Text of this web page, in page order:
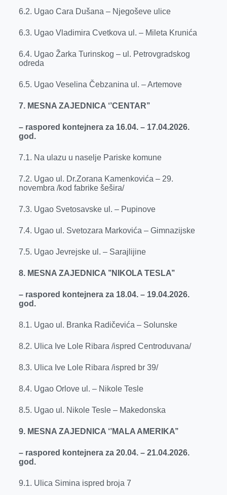
6.2. Ugao Cara Dušana – Njegoševe ulice
6.3. Ugao Vladimira Cvetkova ul. – Mileta Krunića
6.4. Ugao Žarka Turinskog – ul. Petrovgradskog
odreda
6.5. Ugao Veselina Čebzanina ul. – Artemove
7. MESNA ZAJEDNICA ‘’CENTAR’’
– raspored kontejnera za 16.04. – 17.04.2026.
god.
7.1. Na ulazu u naselje Pariske komune
7.2. Ugao ul. Dr.Zorana Kamenkovića – 29.
novembra /kod fabrike šešira/
7.3. Ugao Svetosavske ul. – Pupinove
7.4. Ugao ul. Svetozara Markovića – Gimnazijske
7.5. Ugao Jevrejske ul. – Sarajlijine
8. MESNA ZAJEDNICA ’’NIKOLA TESLA’’
– raspored kontejnera za 18.04. – 19.04.2026.
god.
8.1. Ugao ul. Branka Radičevića – Solunske
8.2. Ulica Ive Lole Ribara /ispred Centroduvana/
8.3. Ulica Ive Lole Ribara /ispred br 39/
8.4. Ugao Orlove ul. – Nikole Tesle
8.5. Ugao ul. Nikole Tesle – Makedonska
9. MESNA ZAJEDNICA ‘’MALA AMERIKA’’
– raspored kontejnera za 20.04. – 21.04.2026.
god.
9.1. Ulica Simina ispred broja 7